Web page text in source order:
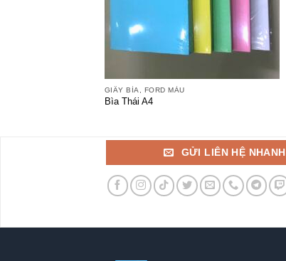
GIẤY BÌA, FORD MÀU
Bìa Thái A4
GỬI LIÊN HỆ NHANH